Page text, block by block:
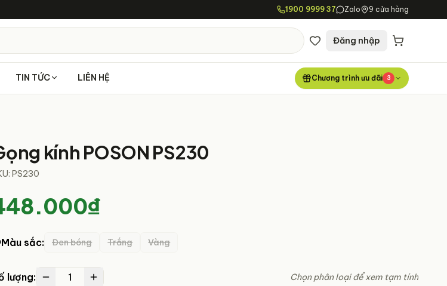
1900 9999 37 Zalo 9 cửa hàng
Đăng nhập
TIN TỨC LIÊN HỆ Chương trình ưu đãi 3
kính POSON PS230
PS230
Màu sắc: Đen bóng Trắng Vàng
lượng: 1 Chọn phân loại để xem tạm tính